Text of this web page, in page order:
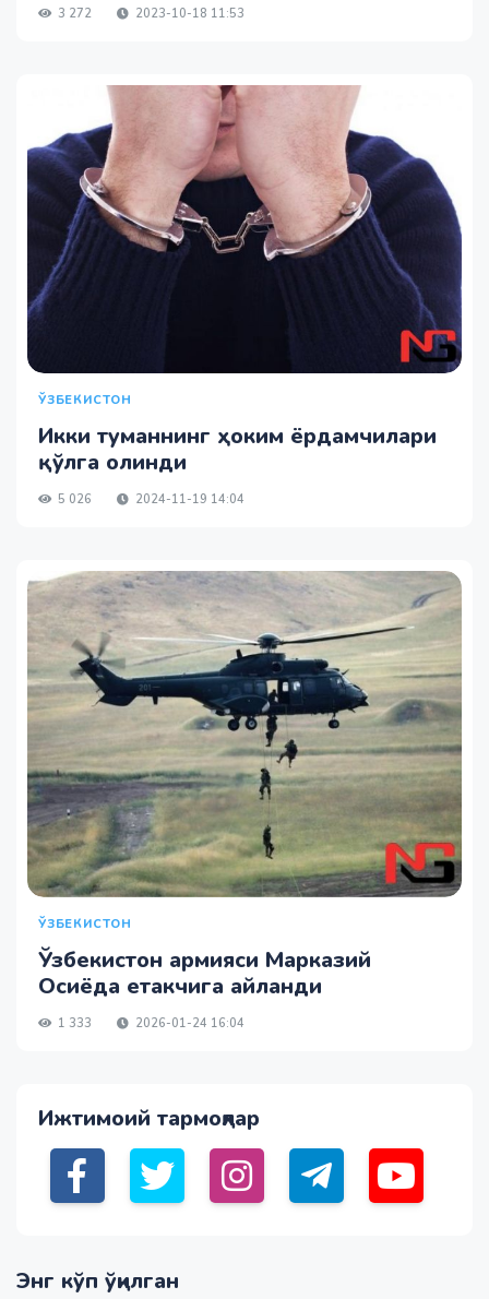
3 272 2023-10-18 11:53
ЎЗБЕКИСТОН
Икки туманнинг ҳоким ёрдамчилари
қўлга олинди
5 026 2024-11-19 14:04
ЎЗБЕКИСТОН
Ўзбекистон армияси Марказий
Осиёда етакчига айланди
1 333 2026-01-24 16:04
Ижтимоий тармоқлар
Энг кўп ўқилган